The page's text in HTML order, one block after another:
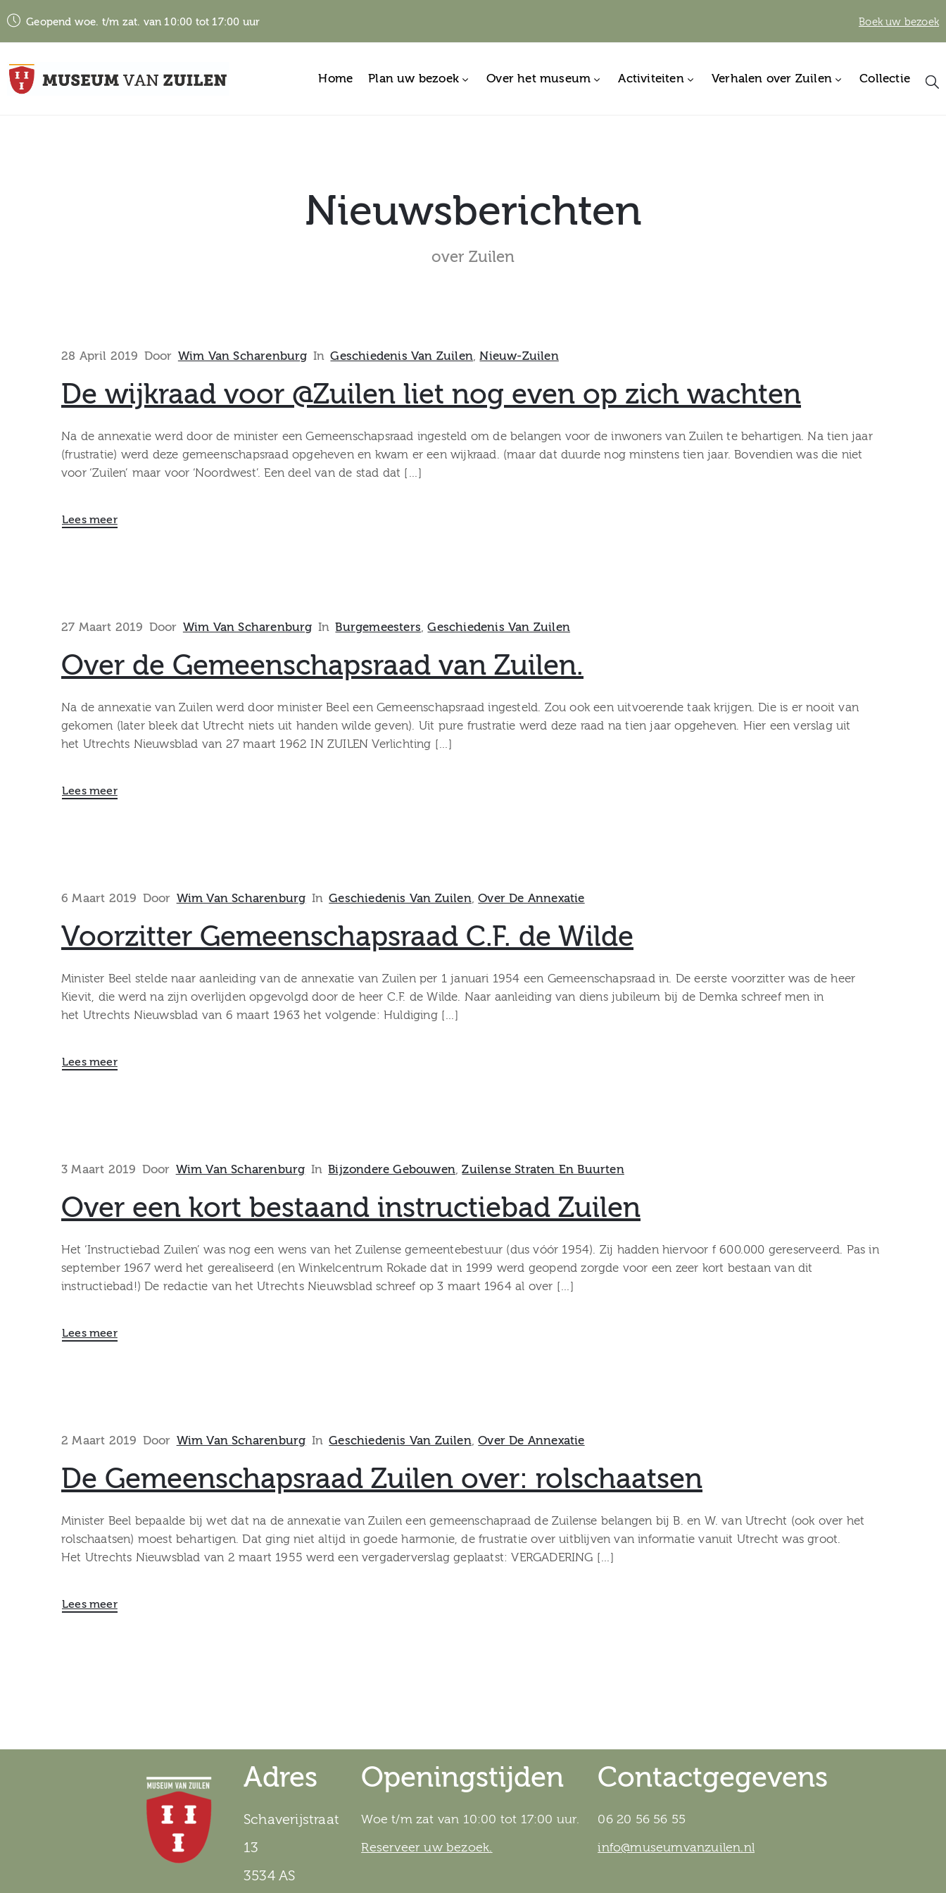
Geopend woe. t/m zat. van 10:00 tot 17:00 uur Boek uw bezoek
Home Plan uw bezoek Over het museum Activiteiten Verhalen over Zuilen Collectie
Nieuwsberichten
over Zuilen
28 April 2019 Door Wim Van Scharenburg In Geschiedenis Van Zuilen‚Nieuw-Zuilen
De wijkraad voor @Zuilen liet nog even op zich wachten
Na de annexatie werd door de minister een Gemeenschapsraad ingesteld om de belangen voor de inwoners van Zuilen te behartigen. Na tien jaar
(frustratie) werd deze gemeenschapsraad opgeheven en kwam er een wijkraad. (maar dat duurde nog minstens tien jaar. Bovendien was die niet
voor ‘Zuilen’ maar voor ‘Noordwest’. Een deel van de stad dat […]
Lees meer
27 Maart 2019 Door Wim Van Scharenburg In Burgemeesters‚Geschiedenis Van Zuilen
Over de Gemeenschapsraad van Zuilen.
Na de annexatie van Zuilen werd door minister Beel een Gemeenschapsraad ingesteld. Zou ook een uitvoerende taak krijgen. Die is er nooit van
gekomen (later bleek dat Utrecht niets uit handen wilde geven). Uit pure frustratie werd deze raad na tien jaar opgeheven. Hier een verslag uit
het Utrechts Nieuwsblad van 27 maart 1962 IN ZUILEN Verlichting […]
Lees meer
6 Maart 2019 Door Wim Van Scharenburg In Geschiedenis Van Zuilen‚Over De Annexatie
Voorzitter Gemeenschapsraad C.F. de Wilde
Minister Beel stelde naar aanleiding van de annexatie van Zuilen per 1 januari 1954 een Gemeenschapsraad in. De eerste voorzitter was de heer
Kievit, die werd na zijn overlijden opgevolgd door de heer C.F. de Wilde. Naar aanleiding van diens jubileum bij de Demka schreef men in
het Utrechts Nieuwsblad van 6 maart 1963 het volgende: Huldiging […]
Lees meer
3 Maart 2019 Door Wim Van Scharenburg In Bijzondere Gebouwen‚Zuilense Straten En Buurten
Over een kort bestaand instructiebad Zuilen
Het ‘Instructiebad Zuilen’ was nog een wens van het Zuilense gemeentebestuur (dus vóór 1954). Zij hadden hiervoor f 600.000 gereserveerd. Pas in
september 1967 werd het gerealiseerd (en Winkelcentrum Rokade dat in 1999 werd geopend zorgde voor een zeer kort bestaan van dit
instructiebad!) De redactie van het Utrechts Nieuwsblad schreef op 3 maart 1964 al over […]
Lees meer
2 Maart 2019 Door Wim Van Scharenburg In Geschiedenis Van Zuilen‚Over De Annexatie
De Gemeenschapsraad Zuilen over: rolschaatsen
Minister Beel bepaalde bij wet dat na de annexatie van Zuilen een gemeenschapraad de Zuilense belangen bij B. en W. van Utrecht (ook over het
rolschaatsen) moest behartigen. Dat ging niet altijd in goede harmonie, de frustratie over uitblijven van informatie vanuit Utrecht was groot.
Het Utrechts Nieuwsblad van 2 maart 1955 werd een vergaderverslag geplaatst: VERGADERING […]
Lees meer
Adres
Schaverijstraat
13
3534 AS
Openingstijden
Woe t/m zat van 10:00 tot 17:00 uur.
Reserveer uw bezoek.
Contactgegevens
06 20 56 56 55
info@museumvanzuilen.nl